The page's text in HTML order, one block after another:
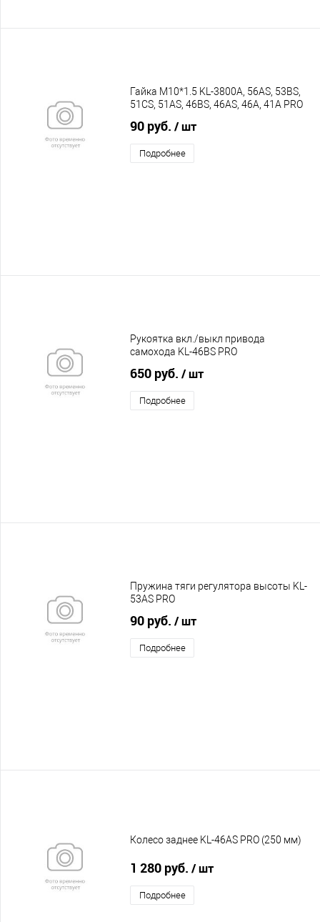
Гайка M10*1.5 KL-3800A, 56AS, 53BS,
51CS, 51AS, 46BS, 46AS, 46A, 41A PRO
90 руб. / шт
Подробнее
Рукоятка вкл./выкл привода
самохода KL-46BS PRO
650 руб. / шт
Подробнее
Пружина тяги регулятора высоты KL-
53AS PRO
90 руб. / шт
Подробнее
Колесо заднее KL-46AS PRO (250 мм)
1 280 руб. / шт
Подробнее